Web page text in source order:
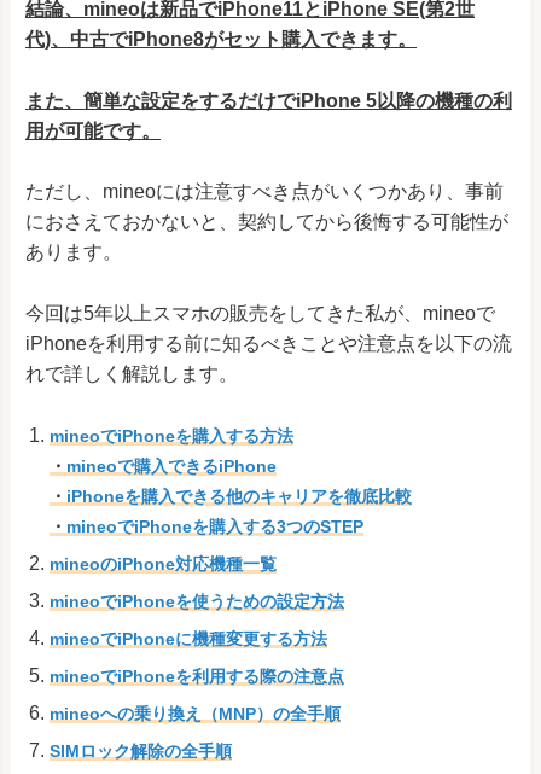
結論、mineoは新品でiPhone11とiPhone SE(第2世
代)、中古でiPhone8がセット購入できます。
また、簡単な設定をするだけでiPhone 5以降の機種の利
用が可能です。
ただし、mineoには注意すべき点がいくつかあり、事前
におさえておかないと、契約してから後悔する可能性が
あります。
今回は5年以上スマホの販売をしてきた私が、mineoで
iPhoneを利用する前に知るべきことや注意点を以下の流
れで詳しく解説します。
mineoでiPhoneを購入する方法
・ mineoで購入できるiPhone
・ iPhoneを購入できる他のキャリアを徹底比較
・ mineoでiPhoneを購入する3つのSTEP
mineoのiPhone対応機種一覧
mineoでiPhoneを使うための設定方法
mineoでiPhoneに機種変更する方法
mineoでiPhoneを利用する際の注意点
mineoへの乗り換え（MNP）の全手順
SIMロック解除の全手順